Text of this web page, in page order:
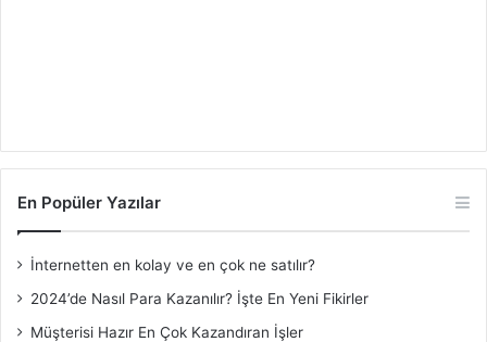
En Popüler Yazılar
İnternetten en kolay ve en çok ne satılır?
2024’de Nasıl Para Kazanılır? İşte En Yeni Fikirler
Müşterisi Hazır En Çok Kazandıran İşler